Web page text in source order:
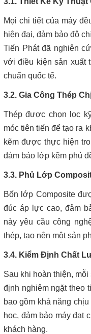
Mọi chi tiết của máy
hiện đại, đảm bảo độ
Tiến Phát đã nghiên
với điều kiện sản xuất
chuẩn quốc tế.
3.2. Gia Công Thép
Thép được chọn lọc
móc tiên tiến để tạo ra
kẽm được thực hiện
đảm bảo lớp kẽm phủ
3.3. Phủ Lớp
Bốn lớp Composite
đúc áp lực cao, đảm
này yêu cầu công
thép, tạo nên một sản
3.4. Kiểm Định Chất
Sau khi hoàn thiện,
định nghiêm ngặt theo
bao gồm khả năng
học, đảm bảo máy đạt
khách hàng.